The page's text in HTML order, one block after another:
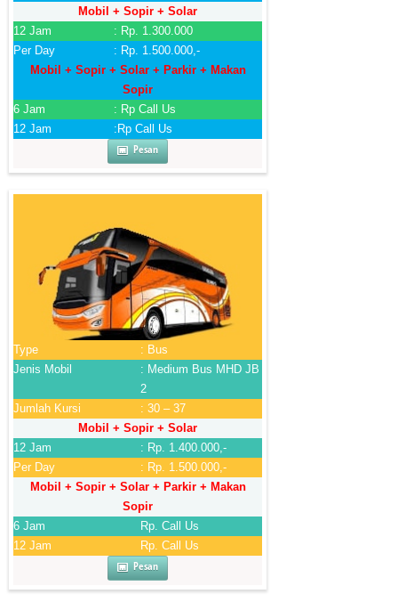
Mobil + Sopir + Solar
12 Jam
: Rp. 1.300.000
Per Day
: Rp. 1.500.000,-
Mobil + Sopir + Solar + Parkir + Makan
Sopir
6 Jam
: Rp Call Us
12 Jam
:Rp Call Us
Pesan
Type
: Bus
Jenis Mobil
: Medium Bus MHD JB
2
Jumlah Kursi
: 30 – 37
Mobil + Sopir + Solar
12 Jam
: Rp. 1.400.000,-
Per Day
: Rp. 1.500.000,-
Mobil + Sopir + Solar + Parkir + Makan
Sopir
6 Jam
Rp. Call Us
12 Jam
Rp. Call Us
Pesan